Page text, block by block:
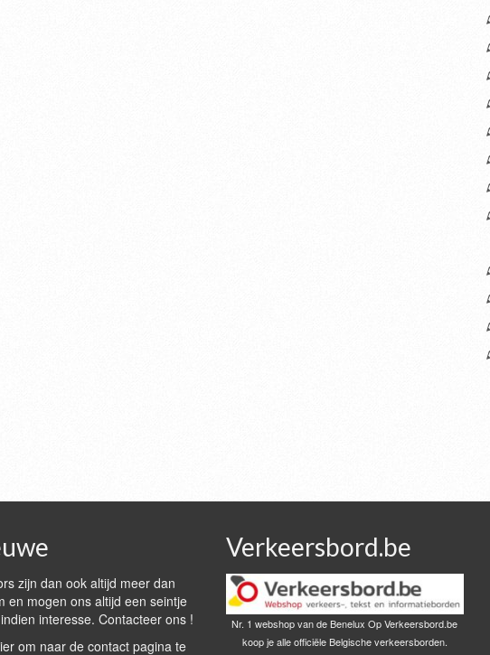
zijn dan ook altijd meer dan
en mogen ons altijd een seintje
interesse. Contacteer ons !
om naar de contact pagina te
Verkeersbord.be
Nr. 1 webshop van de Benelux Op Verkeersbord.be
koop je alle officiële Belgische verkeersborden.